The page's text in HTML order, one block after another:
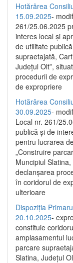
Hotărârea
15.09.2025-
261/25.06.2025
interes local și
de utilitate
supraetajată,
Județul Olt”,
procedurii de
de expropriere
Hotărârea
30.09.2025-
Local nr. 261/
publică şi de
pentru lucrarea
„Construire
Muncipiul
declanşarea
în coridorul de
ulterioare
Dispoziția
20.10.2025-
constituie
amplasamentul
parcare
Slatina, Județul